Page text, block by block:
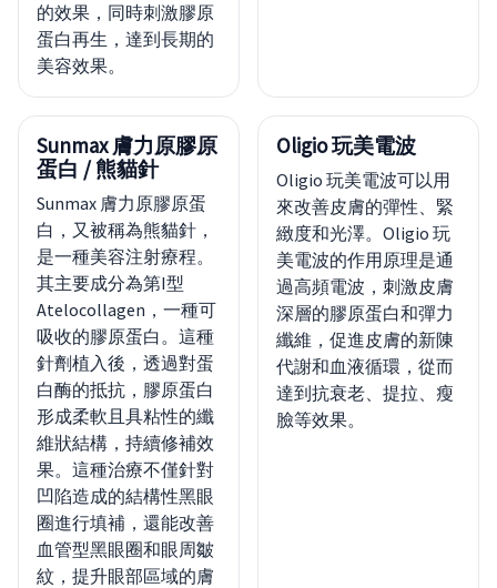
的效果，同時刺激膠原
蛋白再生，達到長期的
美容效果。
Sunmax 膚力原膠原
蛋白 / 熊貓針
Sunmax 膚力原膠原蛋
白，又被稱為熊貓針，
是一種美容注射療程。
其主要成分為第I型
Atelocollagen，一種可
吸收的膠原蛋白。這種
針劑植入後，透過對蛋
白酶的抵抗，膠原蛋白
形成柔軟且具粘性的纖
維狀結構，持續修補效
果。這種治療不僅針對
凹陷造成的結構性黑眼
圈進行填補，還能改善
血管型黑眼圈和眼周皺
紋，提升眼部區域的膚
Oligio 玩美電波
Oligio 玩美電波可以用
來改善皮膚的彈性、緊
緻度和光澤。Oligio 玩
美電波的作用原理是通
過高頻電波，刺激皮膚
深層的膠原蛋白和彈力
纖維，促進皮膚的新陳
代謝和血液循環，從而
達到抗衰老、提拉、瘦
臉等效果。